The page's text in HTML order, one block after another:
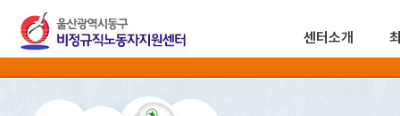
센터소개